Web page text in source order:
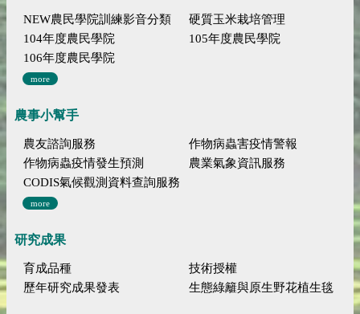
NEW農民學院訓練影音分類
硬質玉米栽培管理
104年度農民學院
105年度農民學院
106年度農民學院
more
農事小幫手
農友諮詢服務
作物病蟲害疫情警報
作物病蟲疫情發生預測
農業氣象資訊服務
CODIS氣候觀測資料查詢服務
more
研究成果
育成品種
技術授權
歷年研究成果發表
生態綠籬與原生野花植生毯